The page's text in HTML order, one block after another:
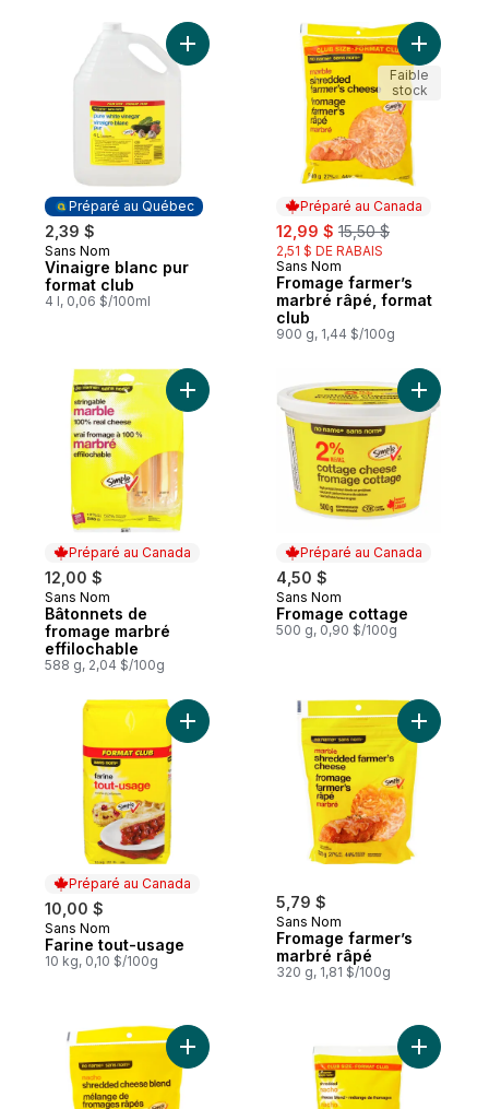
Préparé au Québec
2,39 $
Préparé au Québec
Sans Nom
Vinaigre blanc pur
format club
4 l, 0,06 $/100ml
Ajouter Vinaigre blanc pur format club au
Préparé au Canada
sale:
12,99 $ , formerly:
15,50 $
2,51 $ DE RABAIS
Préparé au Canada
Sans Nom
Fromage farmer’s
marbré râpé, format
club
900 g, 1,44 $/100g
Ajouter
Faible
stock
Préparé au Canada
12,00 $
Préparé au Canada
Sans Nom
Bâtonnets de
fromage marbré
effilochable
588 g, 2,04 $/100g
Ajouter Bâtonnets de fromage marbré
Préparé au Canada
4,50 $
Préparé au Canada
Sans Nom
Fromage cottage
500 g, 0,90 $/100g
Ajouter
Préparé au Canada
10,00 $
Préparé au Canada
Sans Nom
Farine tout-usage
10 kg, 0,10 $/100g
Ajouter Farine tout-usage au panier
5,79 $
Sans Nom
Fromage farmer’s
marbré râpé
320 g, 1,81 $/100g
Ajouter
Ajouter Mélange de fromages râpés